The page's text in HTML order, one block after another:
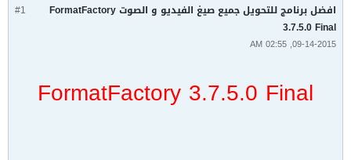
#1
افضل برنامج للتحويل جميع صيغ الفيديو و الصوت FormatFactory
3.7.5.0 Final
09-14-2015, 02:55 AM
FormatFactory 3.7.5.0 Final